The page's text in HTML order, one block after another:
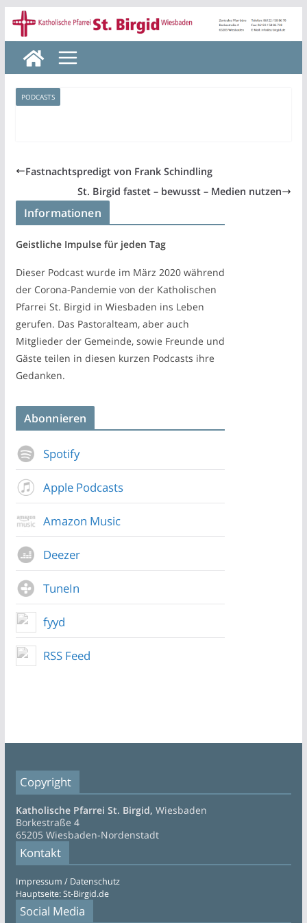
Zum
Inhalt
springen
PODCASTS
Fastnachtspredigt von Frank Schindling
St. Birgid fastet – bewusst – Medien nutzen
Informationen
Geistliche Impulse für jeden Tag
Dieser Podcast wurde im März 2020 während
der Corona-Pandemie von der Katholischen
Pfarrei St. Birgid in Wiesbaden ins Leben
gerufen. Das Pastoralteam, aber auch
Mitglieder der Gemeinde, sowie Freunde und
Gäste teilen in diesen kurzen Podcasts ihre
Gedanken.
Abonnieren
Spotify
Apple Podcasts
Amazon Music
Deezer
TuneIn
fyyd
RSS Feed
Copyright
Katholische Pfarrei St. Birgid, Wiesbaden
Borkestraße 4
65205 Wiesbaden-Nordenstadt
Kontakt
Impressum / Datenschutz
Hauptseite: St-Birgid.de
Social Media